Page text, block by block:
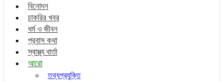
বিনোদন
চাকরির খবর
ধর্ম ও জীবন
প্রবাস কথা
স্বাস্থ্য বার্তা
আরো
তথ্যপ্রযুক্তি